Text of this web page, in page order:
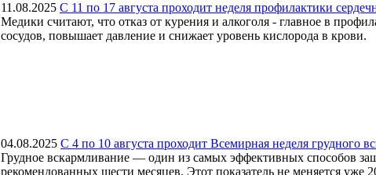
11.08.2025 С 11 по 17 августа проходит неделя профилактики
Медики считают, что отказ от курения и алкоголя - главное в
сосудов, повышает давление и снижает уровень кислорода в крови.
04.08.2025 С 4 по 10 августа проходит Всемирная неделя грудного
Грудное вскармливание — один из самых эффективных способов
рекомендованных шести месяцев. Этот показатель не меняется уже